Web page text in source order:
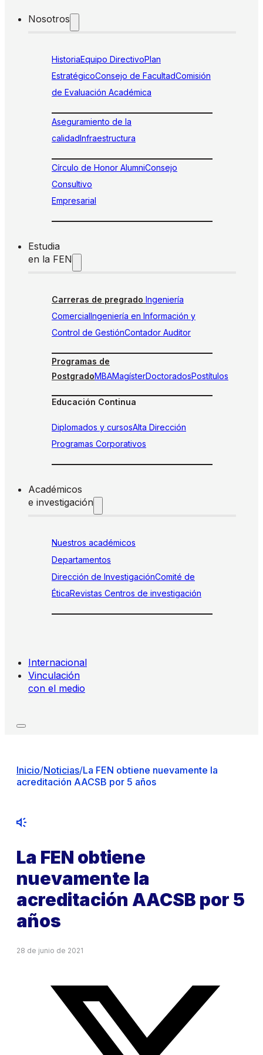
Nosotros
HistoriaEquipo DirectivoPlan
EstratégicoConsejo de FacultadComisión
de Evaluación Académica
Aseguramiento de la
calidadInfraestructura
Círculo de Honor AlumniConsejo
Consultivo
Empresarial
Estudia
en la FEN
Carreras de pregrado Ingeniería
ComercialIngeniería en Información y
Control de GestiónContador Auditor
Programas de
PostgradoMBAMagísterDoctoradosPostítulos
Educación Continua
Diplomados y cursosAlta Dirección
Programas Corporativos
Académicos
e investigación
Nuestros académicos
Departamentos
Dirección de InvestigaciónComité de
ÉticaRevistas Centros de investigación
Internacional
Vinculación
con el medio
Inicio/Noticias/La FEN obtiene nuevamente la
acreditación AACSB por 5 años
La FEN obtiene
nuevamente la
acreditación AACSB por 5
años
28 de junio de 2021